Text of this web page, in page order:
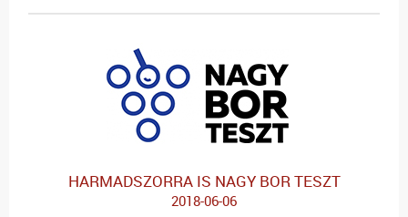
HARMADSZORRA IS NAGY BOR TESZT
2018-06-06